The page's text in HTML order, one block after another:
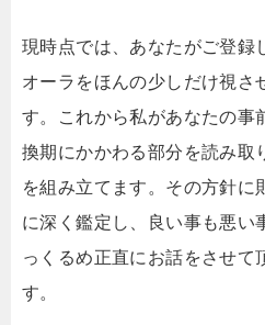
現時点では、あなたがご登録
オーラをほんの少しだけ視さ
す。これから私があなたの事
換期にかかわる部分を読み取
を組み立てます。その方針に
に深く鑑定し、良い事も悪い
っくるめ正直にお話をさせて
す。